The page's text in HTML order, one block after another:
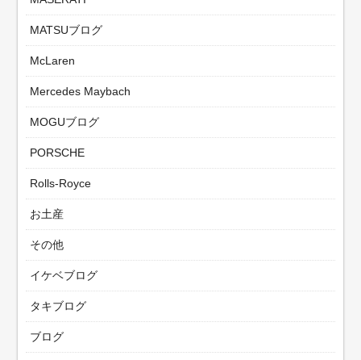
MATSUブログ
McLaren
Mercedes Maybach
MOGUブログ
PORSCHE
Rolls-Royce
お土産
その他
イケベブログ
タキブログ
ブログ